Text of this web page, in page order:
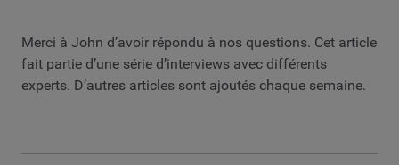
Merci à John d’avoir répondu à nos questions. Cet article
fait partie d’une série d’interviews avec différents
experts. D’autres articles sont ajoutés chaque semaine.